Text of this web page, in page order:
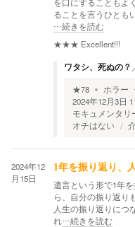
ることを言うひとも
…続きを読む
★★★ Excellent!!!
ワタシ、死ぬの？
★78 ホラー
2024年12月3日
モキュメンタリ
オチはない
2024年12
月15日
1年を振り返り、
遺言という形で1年
ら、自分の振り返り
人生の振り返りにつ
れ…続きを読む